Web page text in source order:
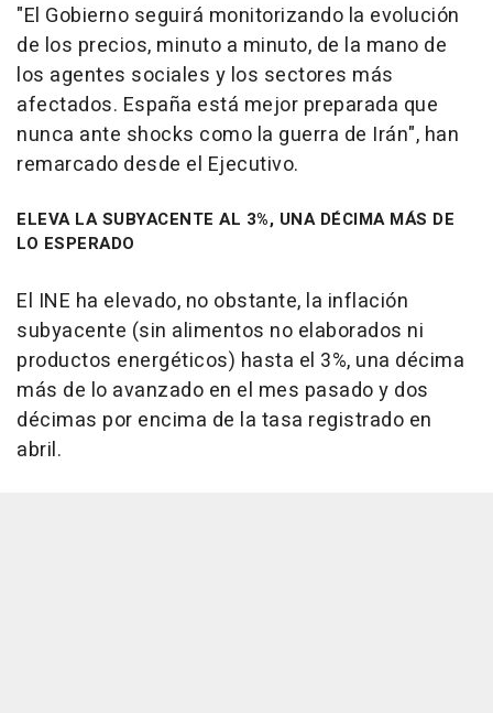
"El Gobierno seguirá monitorizando la evolución
de los precios, minuto a minuto, de la mano de
los agentes sociales y los sectores más
afectados. España está mejor preparada que
nunca ante shocks como la guerra de Irán", han
remarcado desde el Ejecutivo.
ELEVA LA SUBYACENTE AL 3%, UNA DÉCIMA MÁS DE
LO ESPERADO
El INE ha elevado, no obstante, la inflación
subyacente (sin alimentos no elaborados ni
productos energéticos) hasta el 3%, una décima
más de lo avanzado en el mes pasado y dos
décimas por encima de la tasa registrado en
abril.